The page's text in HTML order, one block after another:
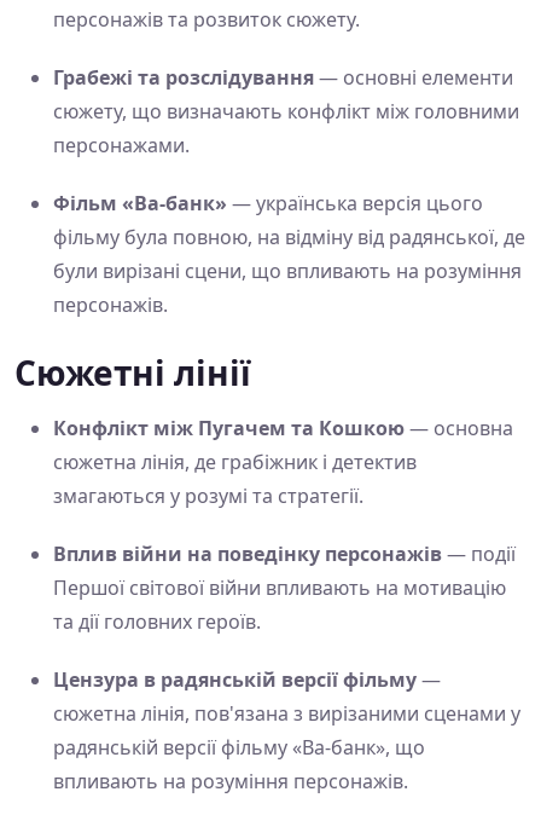
персонажів та розвиток сюжету.
Грабежі та розслідування— основні елементи
сюжету, що визначають конфлікт між головними
персонажами.
Фільм «Ва-банк» — українська версія цього
фільму була повною, на відміну від радянської, де
були вирізані сцени, що впливають на розуміння
персонажів.
Сюжетні лінії
Конфлікт між Пугачем та Кошкою— основна
сюжетна лінія, де грабіжник і детектив
змагаються у розумі та стратегії.
Вплив війни на поведінку персонажів— події
Першої світової війни впливають на мотивацію
та дії головних героїв.
Цензура в радянській версії фільму—
сюжетна лінія, пов'язана з вирізаними сценами у
радянській версії фільму «Ва-банк», що
впливають на розуміння персонажів.